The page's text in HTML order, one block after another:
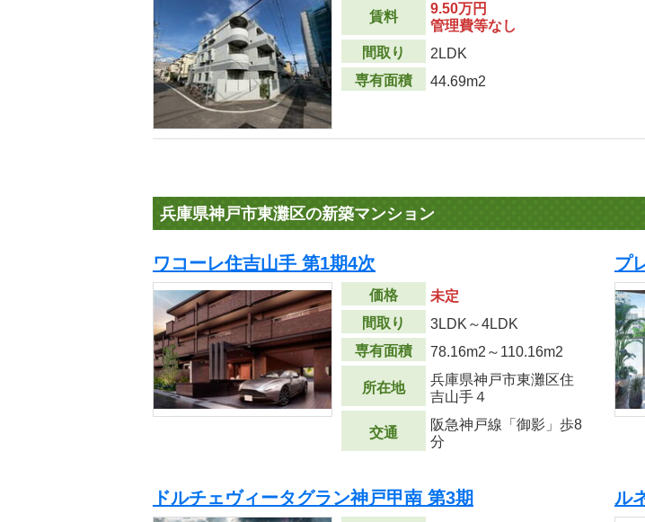
賃料
9.50万円
管理費等なし
間取り
2LDK
専有面積
44.69m2
兵庫県神戸市東灘区の新築マンション
ワコーレ住吉山手 第1期4次
価格
未定
間取り
3LDK～4LDK
専有面積
78.16m2 ～110.16m2
所在地
兵庫県神戸市東灘区住
吉山手４
交通
阪急神戸線「御影」歩8
分
プ
ドルチェヴィータグラン神戸甲南 第3期 ル